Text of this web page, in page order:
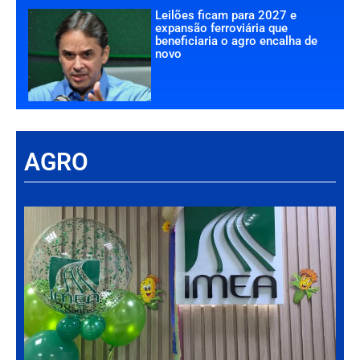
Leilões ficam para 2027 e
expansão ferroviária que
beneficiaria o agro encalha de
novo
AGRO